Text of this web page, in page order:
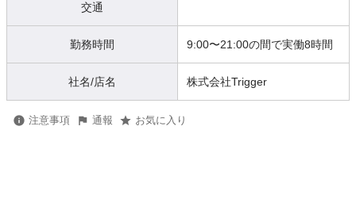
交通
勤務時間 9:00〜21:00の間で実働8時間
社名/店名 株式会社Trigger
注意事項 通報 お気に入り